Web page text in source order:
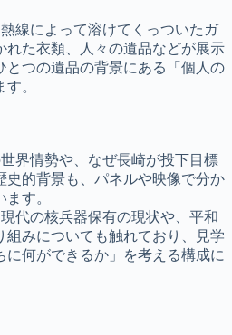
熱線によって溶けてくっついたガ
れた衣類、人々の遺品などが展示
とつの遺品の背景にある「個人の
。
界情勢や、なぜ長崎が投下目標
史的背景も、パネルや映像で分か
す。
現代の核兵器保有の現状や、平和
組みについても触れており、見学
に何ができるか」を考える構成に